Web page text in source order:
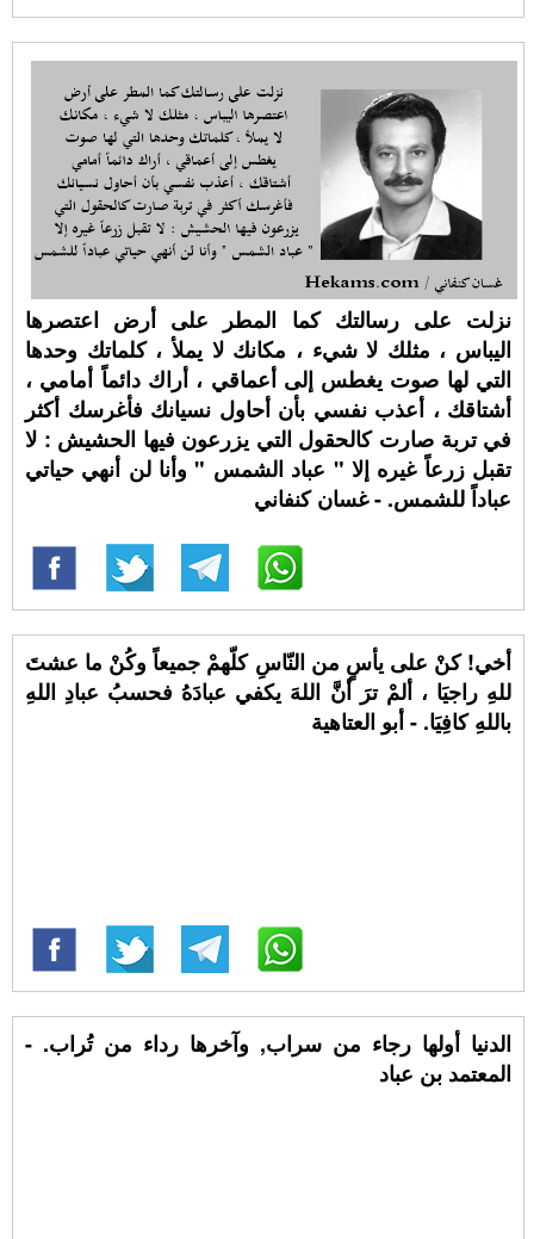
نزلت على رسالتك كما المطر على أرض اعتصرها
اليباس ، مثلك لا شيء ، مكانك لا يملأ ، كلماتك وحدها
التي لها صوت يغطس إلى أعماقي ، أراك دائماً أمامي ،
أشتاقك ، أعذب نفسي بأن أحاول نسيانك فأغرسك أكثر
في تربة صارت كالحقول التي يزرعون فيها الحشيش : لا
تقبل زرعاً غيره إلا " عباد الشمس " وأنا لن أنهي حياتي
عباداً للشمس. - غسان كنفاني
أخي! كنْ على يأسٍ من النّاسِ كلّهمْ جميعاً وكُنْ ما عشتَ
للهِ راجيَا ، ألمْ ترَ أنَّ اللهَ يكفي عبادَهُ فحسبُ عبادِ اللهِ
باللهِ كافِيَا. - أبو العتاهية
الدنيا أولها رجاء من سراب, وآخرها رداء من تُراب. -
المعتمد بن عباد